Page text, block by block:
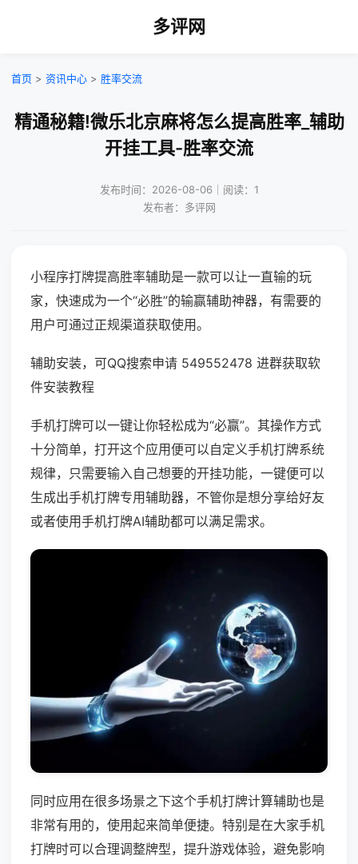
多评网
首页 > 资讯中心 > 胜率交流
精通秘籍!微乐北京麻将怎么提高胜率_辅助
开挂工具-胜率交流
发布时间：2026-08-06｜阅读：1
发布者：多评网
小程序打牌提高胜率辅助是一款可以让一直输的玩
家，快速成为一个“必胜”的输赢辅助神器，有需要的
用户可通过正规渠道获取使用。
辅助安装，可QQ搜索申请 549552478 进群获取软
件安装教程
手机打牌可以一键让你轻松成为“必赢”。其操作方式
十分简单，打开这个应用便可以自定义手机打牌系统
规律，只需要输入自己想要的开挂功能，一键便可以
生成出手机打牌专用辅助器，不管你是想分享给好友
或者使用手机打牌AI辅助都可以满足需求。
同时应用在很多场景之下这个手机打牌计算辅助也是
非常有用的，使用起来简单便捷。特别是在大家手机
打牌时可以合理调整牌型，提升游戏体验，避免影响